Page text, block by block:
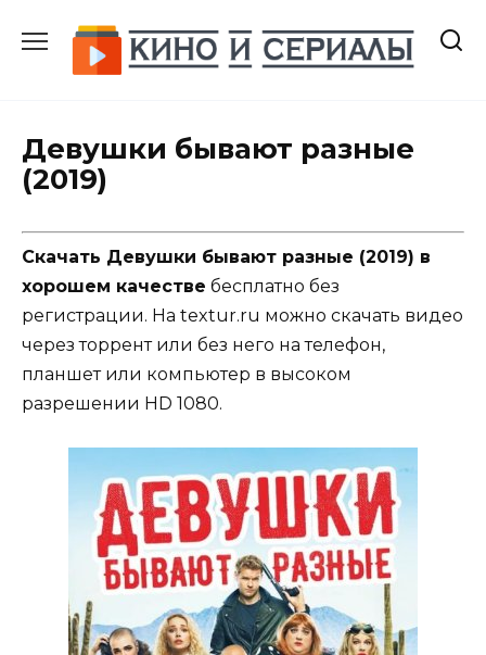
содержанию
Девушки бывают разные
(2019)
Скачать Девушки бывают разные (2019) в
хорошем качестве бесплатно без
регистрации. На textur.ru можно скачать видео
через торрент или без него на телефон,
планшет или компьютер в высоком
разрешении HD 1080.